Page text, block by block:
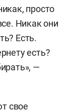
просто
Никак они
Есть.
есть?
—
свое